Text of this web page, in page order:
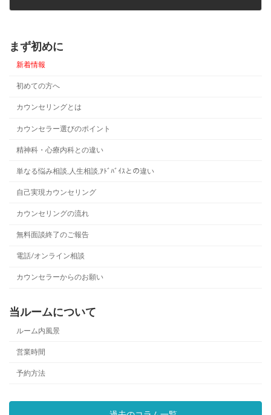
まず初めに
新着情報
初めての方へ
カウンセリングとは
カウンセラー選びのポイント
精神科・心療内科との違い
単なる悩み相談,人生相談,ｱﾄﾞﾊﾞｲｽとの違い
自己実現カウンセリング
カウンセリングの流れ
無料面談終了のご報告
電話/オンライン相談
カウンセラーからのお願い
当ルームについて
ルーム内風景
営業時間
予約方法